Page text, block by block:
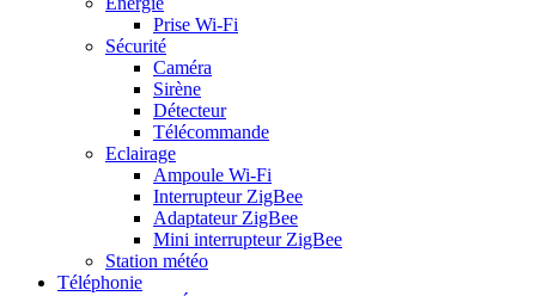
Prise Wi-Fi
Sécurité
Caméra
Sirène
Détecteur
Télécommande
Eclairage
Ampoule Wi-Fi
Interrupteur ZigBee
Adaptateur ZigBee
Mini interrupteur ZigBee
Station météo
Téléphonie